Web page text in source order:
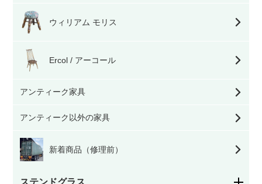
ウィリアム モリス
Ercol / アーコール
アンティーク家具
アンティーク以外の家具
新着商品（修理前）
ステンドグラス